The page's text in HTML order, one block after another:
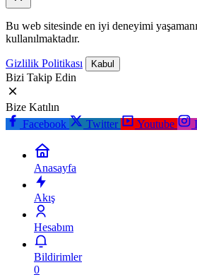
Bu web sitesinde en iyi deneyimi
kullanılmaktadır.
Gizlilik Politikası Kabul
Bizi Takip Edin
Bize Katılın
Facebook
Twitter Youtube
Anasayfa
Akış
Hesabım
Bildirimler
0